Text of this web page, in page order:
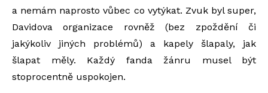
a nemám naprosto vůbec co vytýkat. Zvuk byl super,
Davidova organizace rovněž (bez zpoždění či
jakýkoliv jiných problémů) a kapely šlapaly, jak
šlapat měly. Každý fanda žánru musel být
stoprocentně uspokojen.